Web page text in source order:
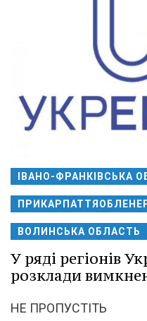
ІВАНО-ФРАНКІВСЬКА
ВОЛИНСЬКА ОБЛАСТЬ
У ряді регіонів
розклади
НЕ ПРОПУСТІТЬ